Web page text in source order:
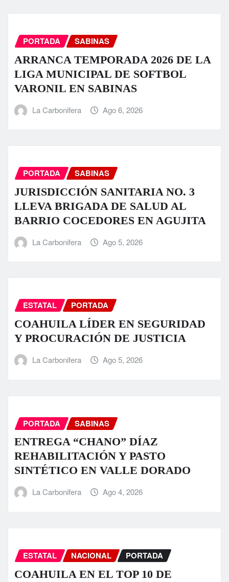
PORTADA SABINAS
ARRANCA TEMPORADA 2026 DE LA
LIGA MUNICIPAL DE SOFTBOL
VARONIL EN SABINAS
La Carbonifera Ago 6, 2026
PORTADA SABINAS
JURISDICCIÓN SANITARIA NO. 3
LLEVA BRIGADA DE SALUD AL
BARRIO COCEDORES EN AGUJITA
La Carbonifera Ago 5, 2026
ESTATAL PORTADA
COAHUILA LÍDER EN SEGURIDAD
Y PROCURACIÓN DE JUSTICIA
La Carbonifera Ago 5, 2026
PORTADA SABINAS
ENTREGA “CHANO” DÍAZ
REHABILITACIÓN Y PASTO
SINTÉTICO EN VALLE DORADO
La Carbonifera Ago 4, 2026
ESTATAL NACIONAL PORTADA
COAHUILA EN EL TOP 10 DE